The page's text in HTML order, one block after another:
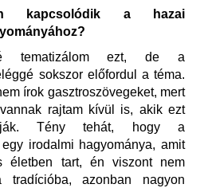
kapcsolódik a hazai
tematizálom ezt, de a
sokszor előfordul a téma.
írok gasztroszövegeket, mert
rajtam kívül is, akik ezt
Tény tehát, hogy a
irodalmi hagyománya, amit
életben tart, én viszont nem
azonban nagyon